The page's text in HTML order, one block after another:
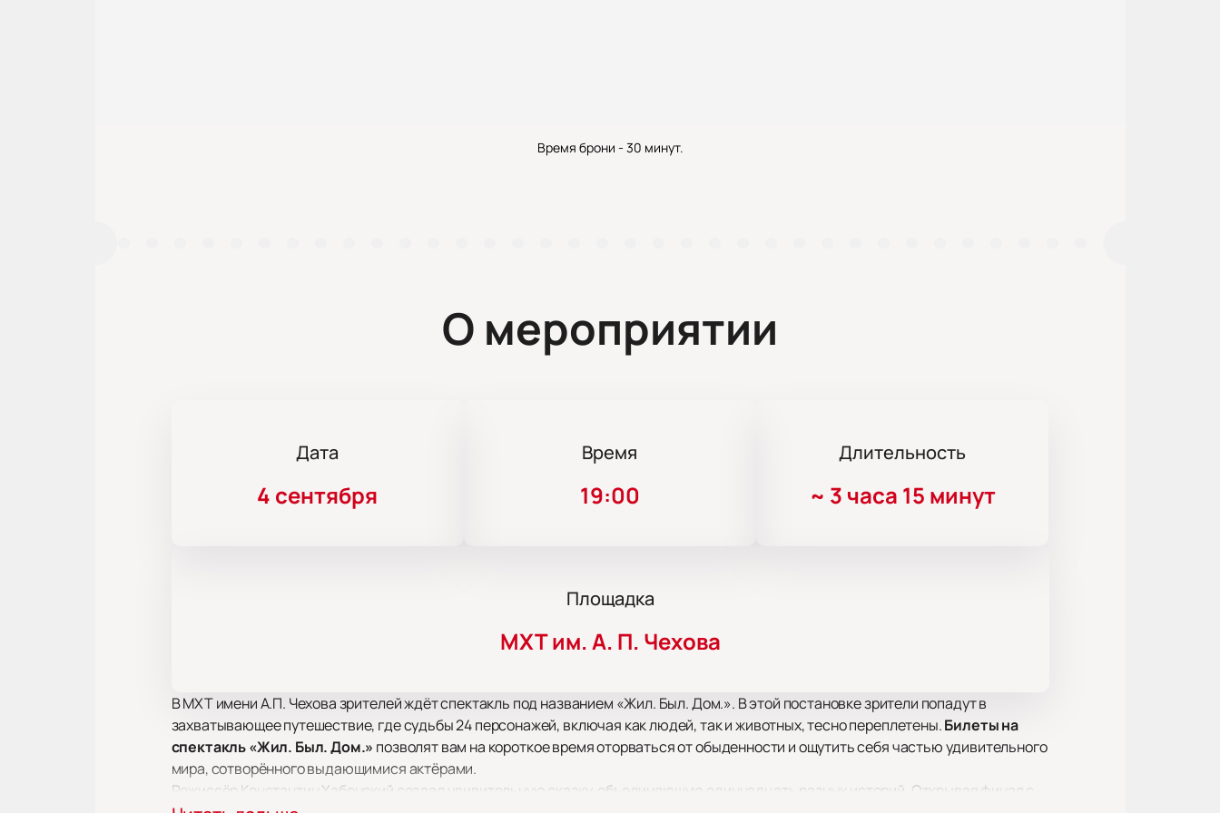
Время брони - 30 минут.
О мероприятии
Дата
4 сентября
Время
19:00
Длительность
~ 3 часа 15 минут
Площадка
МХТ им. А. П. Чехова
В МХТ имени А.П. Чехова зрителей ждёт спектакль под названием «Жил. Был. Дом.». В этой постановке зрители попадут в
захватывающее путешествие, где судьбы 24 персонажей, включая как людей, так и животных, тесно переплетены.Билеты на
спектакль «Жил. Был. Дом.» позволят вам на короткое время оторваться от обыденности и ощутить себя частью удивительного
мира, сотворённого выдающимися актёрами.
Режиссёр Константин Хабенский создал удивительную сказку, объединяющую одиннадцать разных историй. Открывая финал с